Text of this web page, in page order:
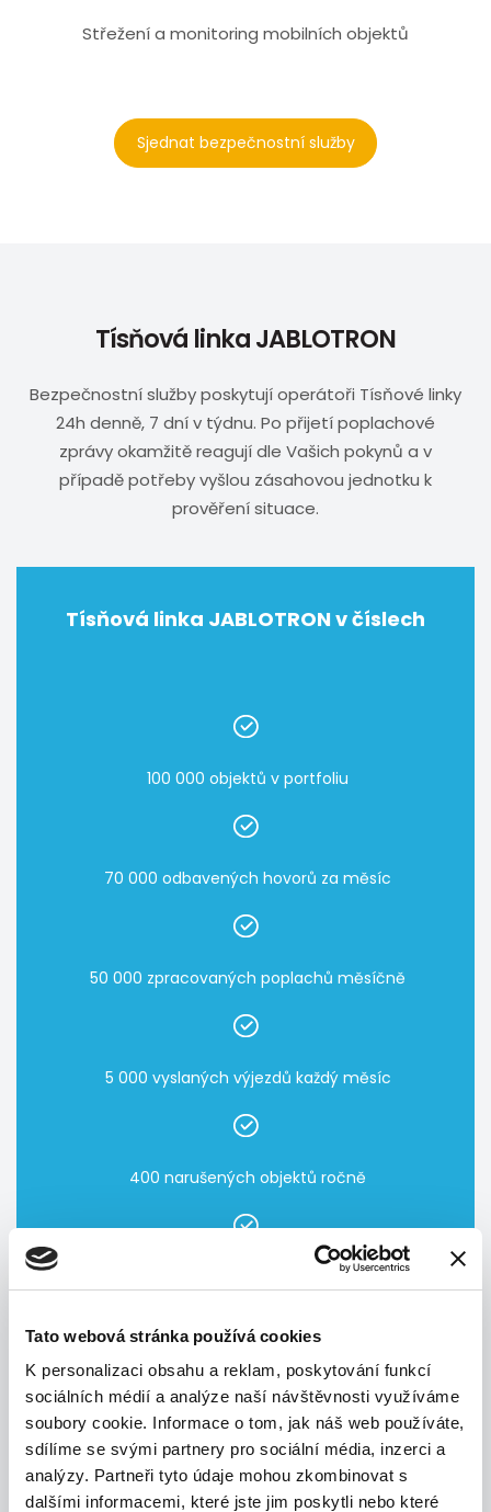
Tato webová stránka používá cookies
K personalizaci obsahu a reklam, poskytování funkcí
sociálních médií a analýze naší návštěvnosti využíváme
soubory cookie. Informace o tom, jak náš web používáte,
sdílíme se svými partnery pro sociální média, inzerci a
analýzy. Partneři tyto údaje mohou zkombinovat s
dalšími informacemi, které jste jim poskytli nebo které
Střežení a monitoring mobilních objektů
Sjednat bezpečnostní služby
Tísňová linka JABLOTRON
Bezpečnostní služby poskytují operátoři Tísňové linky
24h denně, 7 dní v týdnu. Po přijetí poplachové
zprávy okamžitě reagují dle Vašich pokynů a v
případě potřeby vyšlou zásahovou jednotku k
prověření situace.
Tísňová linka JABLOTRON v číslech
100 000 objektů v portfoliu
70 000 odbavených hovorů za měsíc
50 000 zpracovaných poplachů měsíčně
5 000 vyslaných výjezdů každý měsíc
400 narušených objektů ročně
99,7 % území České republiky pokrýváme zásahovými
vozidly